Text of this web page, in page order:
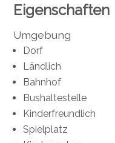
Eigenschaften
Umgebung
Dorf
Ländlich
Bahnhof
Bushaltestelle
Kinderfreundlich
Spielplatz